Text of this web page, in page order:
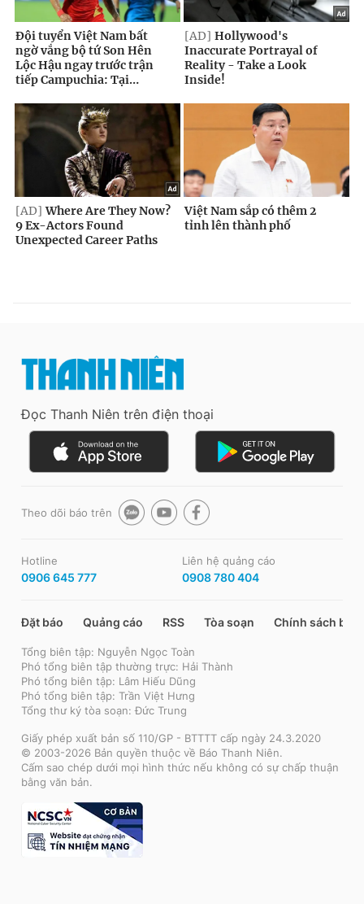
Đọc Thanh Niên trên điện thoại
Theo dõi báo trên
Hotline
0906 645 777
Liên hệ quảng cáo
0908 780 404
Đặt báo Quảng cáo RSS Tòa soạn Chính sách bảo
Tổng biên tập: Nguyễn Ngọc Toàn
Phó tổng biên tập thường trực: Hải Thành
Phó tổng biên tập: Lâm Hiếu Dũng
Phó tổng biên tập: Trần Việt Hưng
Tổng thư ký tòa soạn: Đức Trung
Giấy phép xuất bản số 110/GP - BTTTT cấp ngày 24.3.2020
© 2003-2026 Bản quyền thuộc về Báo Thanh Niên.
Cấm sao chép dưới mọi hình thức nếu không có sự chấp thuận
bằng văn bản.